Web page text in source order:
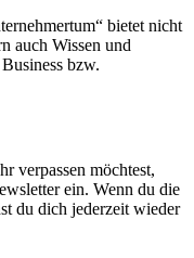
bietet nicht
auch Wissen und
bzw.
verpassen möchtest,
ein. Wenn du die
du dich jederzeit wieder